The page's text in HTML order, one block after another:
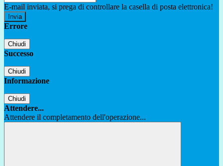
E-mail inviata, si prega di controllare la casella di posta elettronica!
Errore
Chiudi
Successo
Chiudi
Informazione
Chiudi
Attendere...
Attendere il completamento dell'operazione...